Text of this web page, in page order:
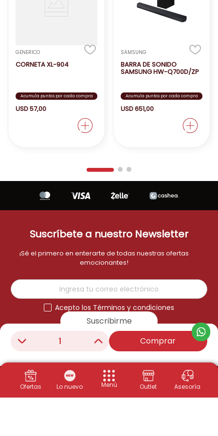
Ofertas Lo nuevo Menú Outlet Asesoría
＋
－ Comprar
música desde diversas fuentes.
Precio accesible:
Las cornetas portátiles
Fácil de usar:Los controles son sencillos e
intuitivos.
GENERICO
CORNETA XL-904
Acumula puntos por cada compra
USD57,00
SAMSUNG
BARRA DE SONIDO
SAMSUNG HW-Q700D/ZP
Acumula puntos por cada compra
USD651,00
Suscríbete a nuestro Newsletter
¡Sé el primero en enterarte de todas nuestras ofertas
emocionantes!
Acepto los Términos y condiciones
Suscribirme